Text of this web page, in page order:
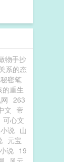
物手抄
系的态
密笔
的重生
263
文 帝
可心文
说 山
元宝
说 19